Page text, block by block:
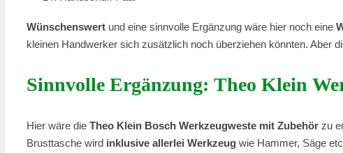
Wünschenswert und eine sinnvolle Ergänzung wäre hier noch eine
kleinen Handwerker sich zusätzlich noch überziehen könnten. Aber
Sinnvolle Ergänzung: Theo Klein
Hier wäre die Theo Klein Bosch Werkzeugweste mit Zubehör zu
Brusttasche wird inklusive allerlei Werkzeug wie Hammer, Säge